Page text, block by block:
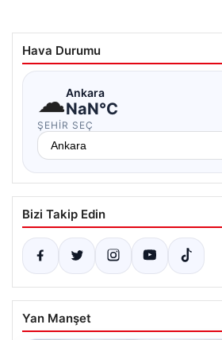
Hava Durumu
☁Ankara
NaN°C
ŞEHIR SEÇ
Bizi Takip Edin
Yan Manşet